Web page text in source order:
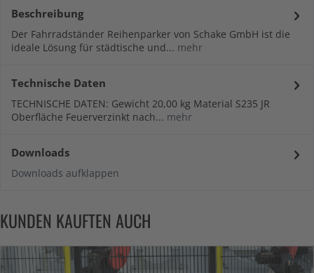
Beschreibung
Der Fahrradständer Reihenparker von Schake GmbH ist die
ideale Lösung für städtische und... mehr
Technische Daten
TECHNISCHE DATEN: Gewicht 20,00 kg Material S235 JR
Oberfläche Feuerverzinkt nach... mehr
Downloads
Downloads aufklappen
KUNDEN KAUFTEN AUCH